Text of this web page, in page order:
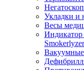
Укладки и
Весы
Smokerlyzer